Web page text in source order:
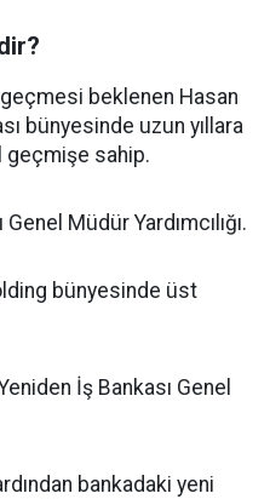
beklenen Hasan
bünyesinde uzun yıllara
geçmişe sahip.
Genel Müdür Yardımcılığı.
bünyesinde üst
İş Bankası Genel
bankadaki yeni